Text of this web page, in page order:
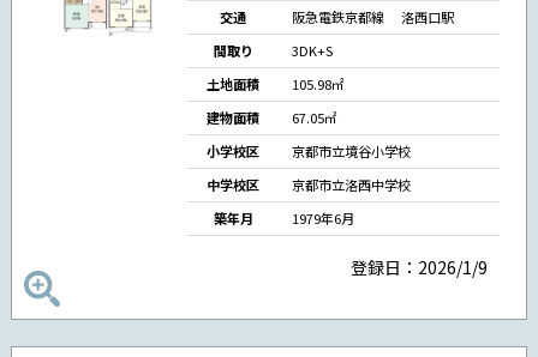
交通
阪急電鉄京都線 洛西口駅
間取り
3DK+S
土地面積
105.98㎡
建物面積
67.05㎡
小学校区
京都市立境谷小学校
中学校区
京都市立洛西中学校
築年月
1979年6月
登録日：2026/1/9